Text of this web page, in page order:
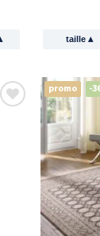
taille▴
promo -